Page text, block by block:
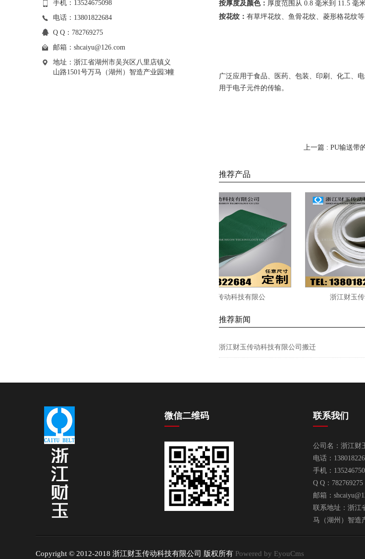
手机：13524675098
电话：13801822684
Q Q：782769275
邮箱： shcaiyu@126.com
地址：浙江省湖州市吴兴区八里店镇义
山路1501号万马（湖州）智造产业园3幢
按厚度及颜色： 厚度范围从 0.8 毫米到 11.5 毫
按花纹 ： 有草坪花纹、鱼骨花纹、菱形格花纹等
广泛应用于食品、医药、包装、印刷、化工、
用于电子元件的传输。
上一篇 : PU输送带
推荐产品
浙江财玉传动科技有限公
司/CAIYUBELT/PVC绿色草型花纹 草带
浙江财玉传动
推荐新闻
浙江财玉传动科技有限公司搬迁
微信二维码 联系我们
公司名：浙江财
电话：
手机：
Q Q：782769275
邮箱：
联系地址：浙江
马（湖州）智造
Copyright © 2012-2018 浙江财玉传动科技有限公司 版权所有 Powered by EyouCms